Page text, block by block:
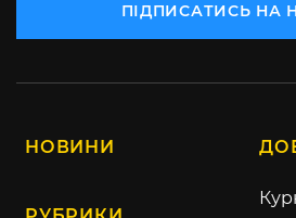
ПІДПИСАТИСЬ НА
НОВИНИ